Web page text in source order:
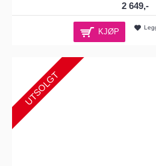
2 649,-
KJØP
UTSOLGT